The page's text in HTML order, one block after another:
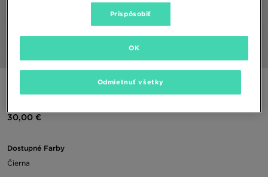
NIKE TAŠKA NK NSW COMMUTE CROSSBODY
30,00 €
Dostupné Farby
Čierna
Prispôsobiť
Odmietnuť všetky
OK